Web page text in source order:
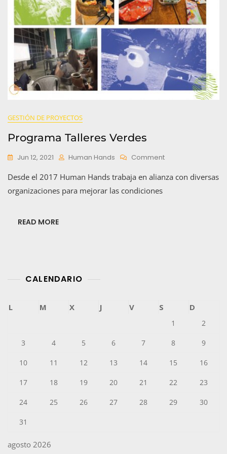
GESTIÓN DE PROYECTOS
Programa Talleres Verdes
Jun 12, 2021 Human Hands CommentOn
Talleres
Desde el 2017 Human Hands trabaja en alianza con diversas
organizaciones para mejorar las condiciones
READ MORE
CALENDARIO
agosto 2026
L M X J V S D
1 2
3 4 5 6 7 8 9
10 11 12 13 14 15 16
17 18 19 20 21 22 23
24 25 26 27 28 29 30
31